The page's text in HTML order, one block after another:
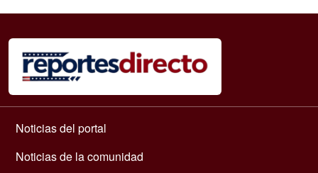
Navegación principal
Noticias del portal
Noticias de la comunidad